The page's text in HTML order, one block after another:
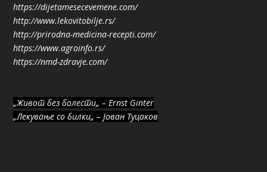
https://dijetamesecevemene.com/
http://www.lekovitobilje.rs/
http://prirodna-medicina-recepti.com/
https://www.agroinfo.rs/
https://nmd-zdravje.com/
„Живот без болести„ – Ernst Ginter
„Лекување со билки„ – Јован Туцаков